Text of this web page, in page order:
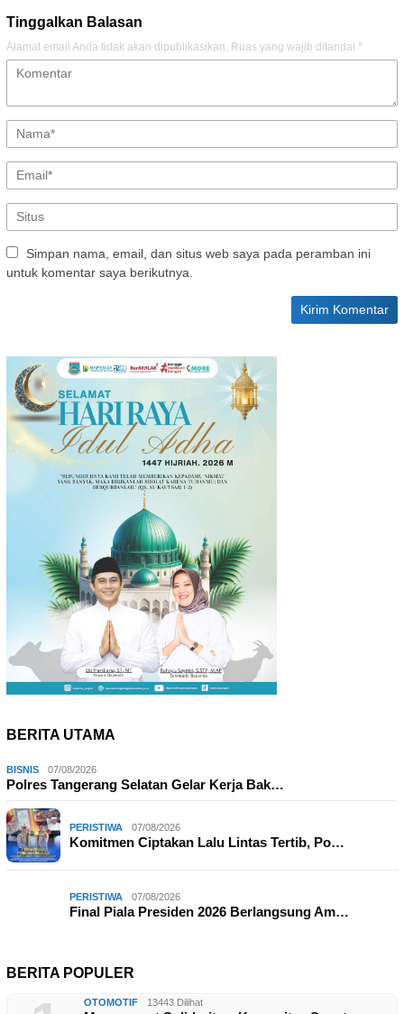
Tinggalkan Balasan
Alamat email Anda tidak akan dipublikasikan. Ruas yang wajib ditandai *
Simpan nama, email, dan situs web saya pada peramban ini
untuk komentar saya berikutnya.
BERITA UTAMA
BISNIS 07/08/2026
Polres Tangerang Selatan Gelar Kerja Bak…
PERISTIWA 07/08/2026
Komitmen Ciptakan Lalu Lintas Tertib, Po…
PERISTIWA 07/08/2026
Final Piala Presiden 2026 Berlangsung Am…
BERITA POPULER
OTOMOTIF 13443 Dilihat